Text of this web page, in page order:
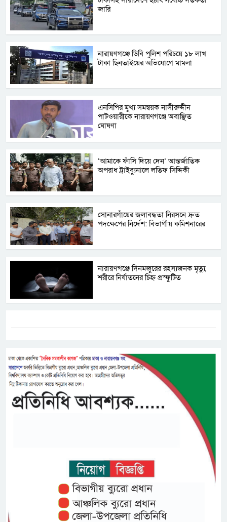
জা‌রি
নারায়ণগঞ্জে ডিবি পুলিশ পরিচয়ে ১৮ লাখ
টাকা ছিনতাইয়ের অভিযোগে মামলা
এনসিপির মুখ্য সমন্বয়ক নাসীরুদ্দীন
পাটওয়ারীকে নারায়ণগঞ্জে অবাঞ্ছিত
ঘোষণা
‘আমাকে ফাঁসি দিয়ে দেন’ আন্তর্জাতিক
অপরাধ ট্রাইব্যুনালে লতিফ সিদ্দিকী
সোনারগাঁয়ের জলাবদ্ধতা নিরসনে দ্রুত
পদক্ষেপের নির্দেশ: বিভাগীয় কমিশনারের
নারায়ণগঞ্জে দিনমজুরের রহস্যজনক মৃত্যু,
শরীরে নির্যাতনের চিহ্ন প্রস্ফুটিত